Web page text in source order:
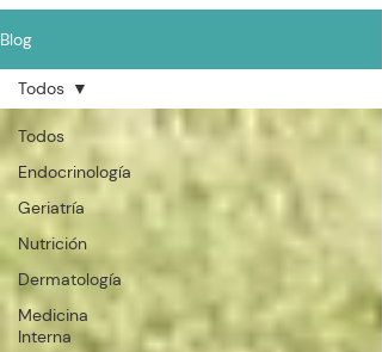
Blog
Todos
Endocrinología
Geriatría
Nutrición
Dermatología
Medicina
Interna
Todos